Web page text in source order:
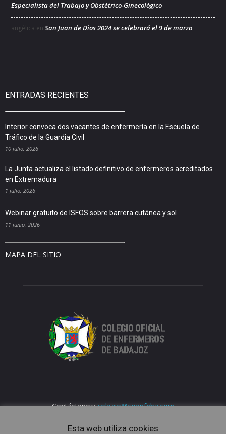
Especialista del Trabajo y Obstétrico-Ginecológico
angélica en San Juan de Dios 2024 se celebrará el 9 de marzo
ENTRADAS RECIENTES
Interior convoca dos vacantes de enfermería en la Escuela de
Tráfico de la Guardia Civil
10 julio, 2026
La Junta actualiza el listado definitivo de enfermeros acreditados
en Extremadura
1 julio, 2026
Webinar gratuito de ISFOS sobre barrera cutánea y sol
11 junio, 2026
MAPA DEL SITIO
Contáctenos:colegio@coenfeba.com
Esta web utiliza cookies